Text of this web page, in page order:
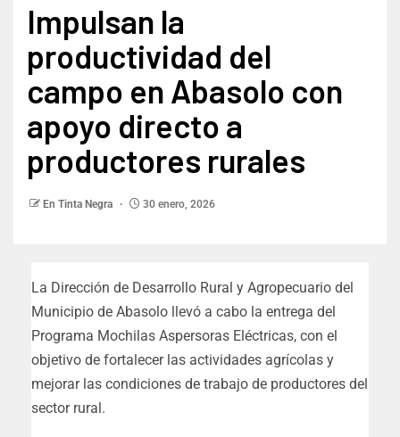
Impulsan la
productividad del
campo en Abasolo con
apoyo directo a
productores rurales
En Tinta Negra 30 enero, 2026
La Dirección de Desarrollo Rural y Agropecuario del
Municipio de Abasolo llevó a cabo la entrega del
Programa Mochilas Aspersoras Eléctricas, con el
objetivo de fortalecer las actividades agrícolas y
mejorar las condiciones de trabajo de productores del
sector rural.